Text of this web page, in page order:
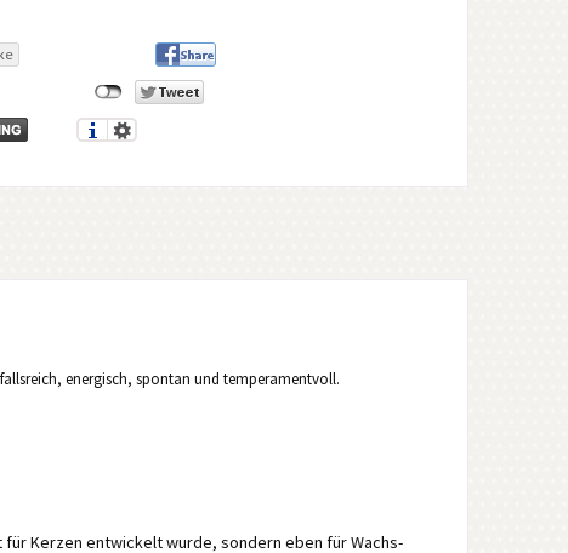
energisch, spontan und temperamentvoll.
Kerzen entwickelt wurde, sondern eben für Wachs-